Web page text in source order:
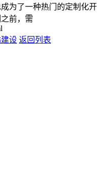
为了一种热门的定制化开
前，需
设 返回列表